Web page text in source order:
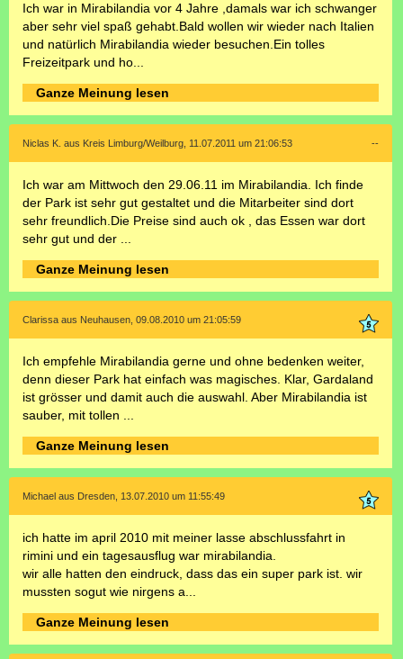
Ich war in Mirabilandia vor 4 Jahre ,damals war ich schwanger
aber sehr viel spaß gehabt.Bald wollen wir wieder nach Italien
und natürlich Mirabilandia wieder besuchen.Ein tolles
Freizeitpark und ho...
Ganze Meinung lesen
Niclas K. aus Kreis Limburg/Weilburg, 11.07.2011 um 21:06:53 --
Ich war am Mittwoch den 29.06.11 im Mirabilandia. Ich finde
der Park ist sehr gut gestaltet und die Mitarbeiter sind dort
sehr freundlich.Die Preise sind auch ok , das Essen war dort
sehr gut und der ...
Ganze Meinung lesen
Clarissa aus Neuhausen, 09.08.2010 um 21:05:59
Ich empfehle Mirabilandia gerne und ohne bedenken weiter,
denn dieser Park hat einfach was magisches. Klar, Gardaland
ist grösser und damit auch die auswahl. Aber Mirabilandia ist
sauber, mit tollen ...
Ganze Meinung lesen
Michael aus Dresden, 13.07.2010 um 11:55:49
ich hatte im april 2010 mit meiner lasse abschlussfahrt in
rimini und ein tagesausflug war mirabilandia.
wir alle hatten den eindruck, dass das ein super park ist. wir
mussten sogut wie nirgens a...
Ganze Meinung lesen